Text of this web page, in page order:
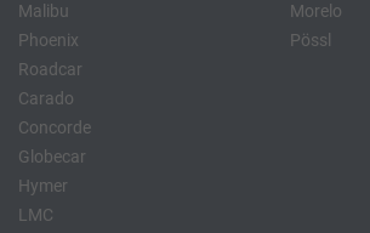
Malibu
Phoenix
Roadcar
Morelo
Pössl
Carado
Concorde
Globecar
Hymer
LMC